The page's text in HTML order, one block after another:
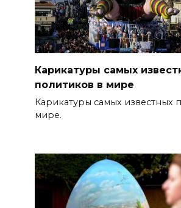
Карикатуры самых
политиков в мире
Карикатуры самых известных
мире.